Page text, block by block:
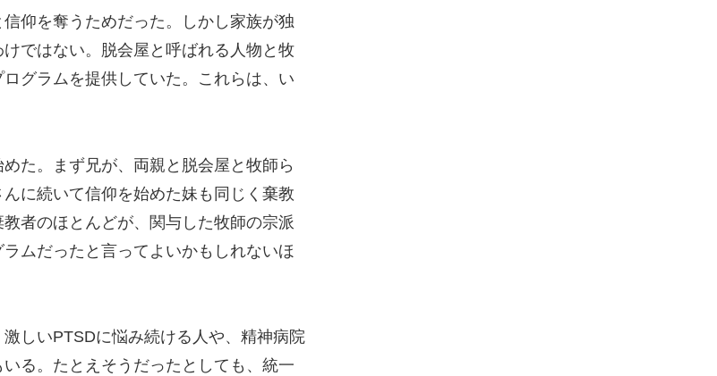
仰を奪うためだった。しかし家族が独
ではない。脱会屋と呼ばれる人物と牧
グラムを提供していた。これらは、い
た。まず兄が、両親と脱会屋と牧師ら
に続いて信仰を始めた妹も同じく棄教
者のほとんどが、関与した牧師の宗派
ムだったと言ってよいかもしれないほ
しいPTSDに悩み続ける人や、精神病院
る。たとえそうだったとしても、統一